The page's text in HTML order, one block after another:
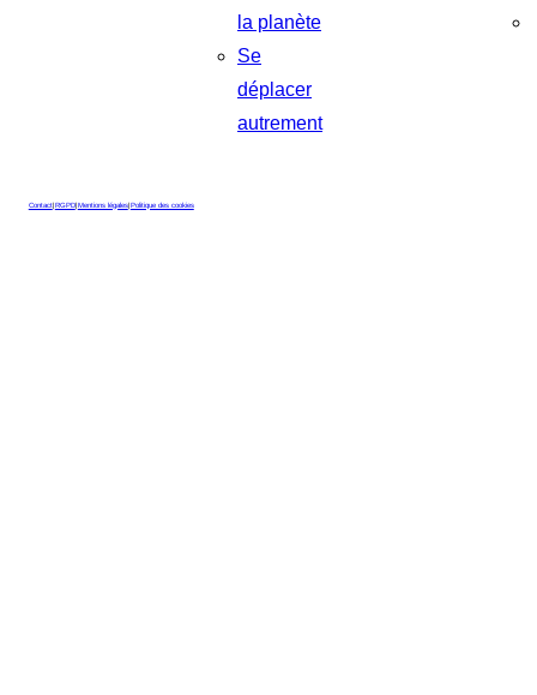
la planète
Se
déplacer
autrement
Contact|RGPD|Mentions légales|Politique des cookies